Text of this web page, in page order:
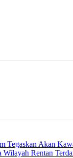
Akan
Rentan